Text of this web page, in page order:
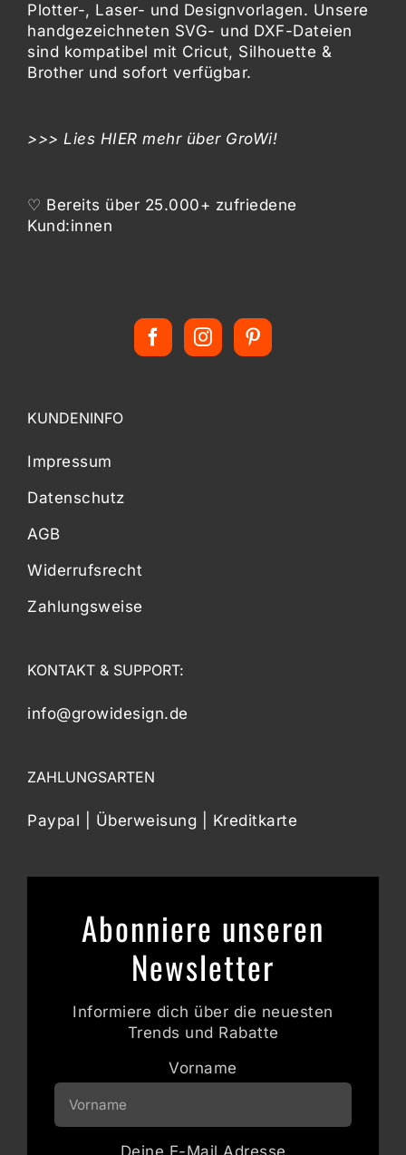
Plotter-, Laser- und Designvorlagen. Unsere
handgezeichneten SVG- und DXF-Dateien
sind kompatibel mit Cricut, Silhouette &
Brother und sofort verfügbar.
>>> Lies HIER mehr über GroWi!
♡ Bereits über 25.000+ zufriedene
Kund:innen
KUNDENINFO
Impressum
Datenschutz
AGB
Widerrufsrecht
Zahlungsweise
KONTAKT & SUPPORT:
info@growidesign.de
ZAHLUNGSARTEN
Paypal | Überweisung | Kreditkarte
Abonniere unseren
Newsletter
Informiere dich über die neuesten
Trends und Rabatte
Vorname